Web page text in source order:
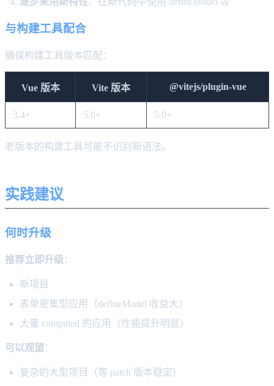
与构建工具配合
确保构建工具版本匹配：
Vue 版本 Vite 版本 @vitejs/plugin-vue
3.4+ 5.0+ 5.0+
老版本的构建工具可能不识别新语法。
实践建议
何时升级
推荐立即升级 ：
新项目
表单密集型应用（defineModel 收益大）
大量 computed 的应用（性能提升明显）
可以观望 ：
复杂的大型项目（等 patch 版本稳定）